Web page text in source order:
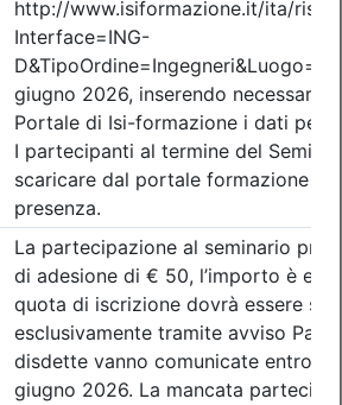
Posti disponibili:
Iscrizione